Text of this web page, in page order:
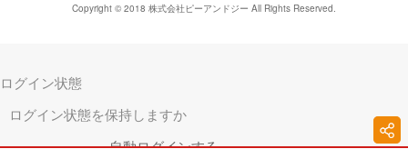
Copyright © 2018 株式会社ピーアンドジー All Rights Reserved.
ログイン状態
ログイン状態を保持しますか